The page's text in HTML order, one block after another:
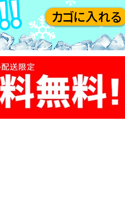
カゴに入れる